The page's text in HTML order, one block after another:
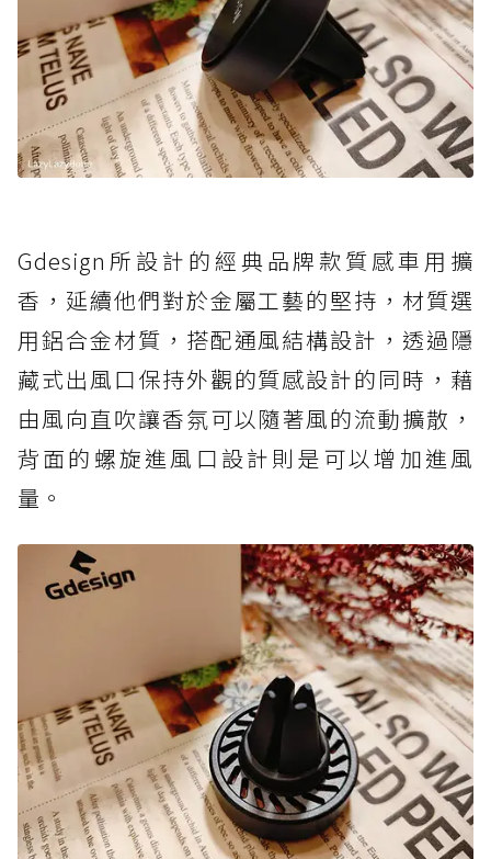
Gdesign所設計的經典品牌款質感車用擴
香，延續他們對於金屬工藝的堅持，材質選
用鋁合金材質，搭配通風結構設計，透過隱
藏式出風口保持外觀的質感設計的同時，藉
由風向直吹讓香氛可以隨著風的流動擴散，
背面的螺旋進風口設計則是可以增加進風
量。